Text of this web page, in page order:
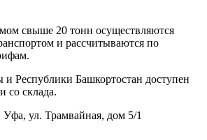
свыше 20 тонн осуществляются
и рассчитываются по
Республики Башкортостан доступен
со склада.
Уфа, ул. Трамвайная, дом 5/1